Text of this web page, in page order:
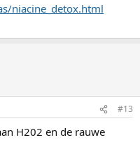
niacine_detox.html
#13
H202 en de rauwe